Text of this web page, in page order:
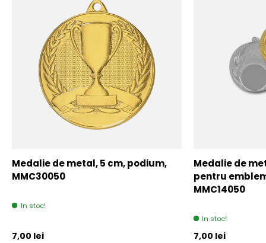
Medalie de metal, 5 cm, podium,
MMC30050
In stoc!
Pret initial
7,00 lei
Medalie de
pentru
MMC14050
In stoc!
Pret initial
7,00 lei